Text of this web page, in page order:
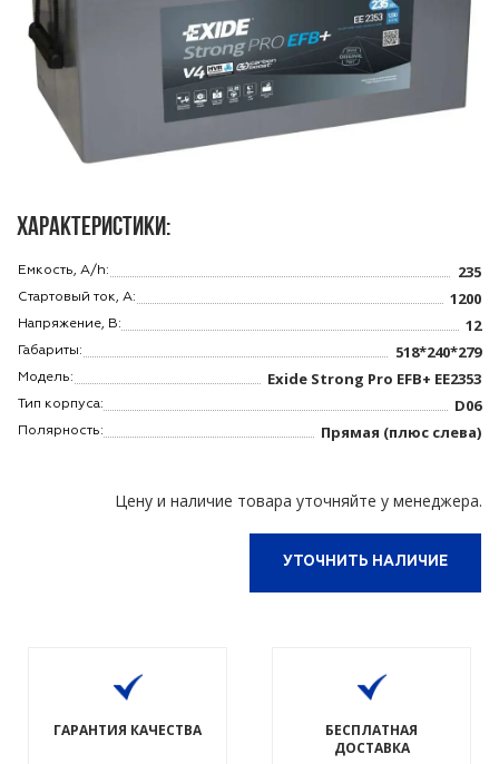
Характеристики:
Емкость, A/h: 235
Стартовый ток, A: 1200
Напряжение, В: 12
Габариты: 518*240*279
Модель: Exide Strong Pro EFB+ EE2353
Тип корпуса: D06
Полярность: Прямая (плюс слева)
Цену и наличие товара уточняйте у менеджера.
УТОЧНИТЬ НАЛИЧИЕ
ГАРАНТИЯ КАЧЕСТВА
БЕСПЛАТНАЯ
ДОСТАВКА